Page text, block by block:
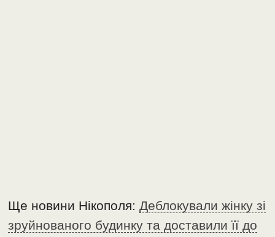
Ще новини Нікополя:Деблокували жінку зі
зруйнованого будинку та доставили її до